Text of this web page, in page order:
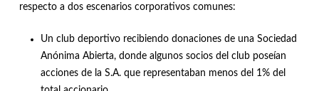
respecto a dos escenarios corporativos comunes:
Un club deportivo recibiendo donaciones de una Sociedad
Anónima Abierta, donde algunos socios del club poseían
acciones de la S.A. que representaban menos del 1% del